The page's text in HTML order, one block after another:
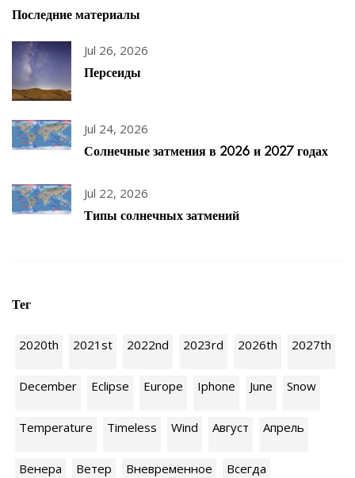
Последние материалы
Jul 26, 2026
Персеиды
Jul 24, 2026
Солнечные затмения в 2026 и 2027 годах
Jul 22, 2026
Типы солнечных затмений
Тег
2020th 2021st 2022nd 2023rd 2026th 2027th
December Eclipse Europe Iphone June Snow
Temperature Timeless Wind Август Апрель
Венера Ветер Вневременное Всегда